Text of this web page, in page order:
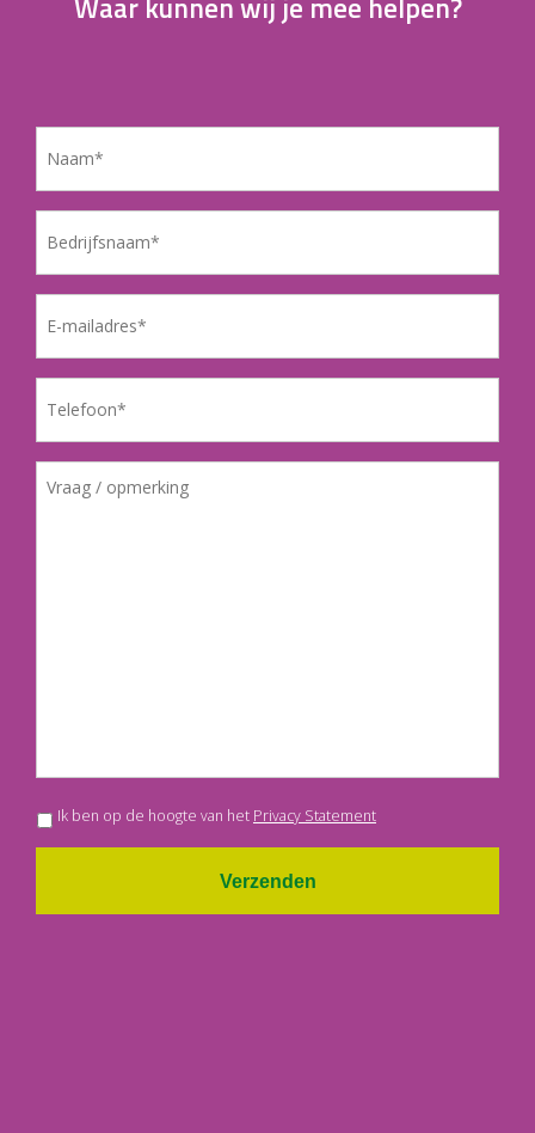
Ik ben op de hoogte van het Privacy Statement
Verzenden